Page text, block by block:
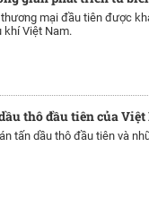
mại đầu tiên được
khí Việt Nam.
thô đầu tiên của
tấn dầu thô đầu tiên và